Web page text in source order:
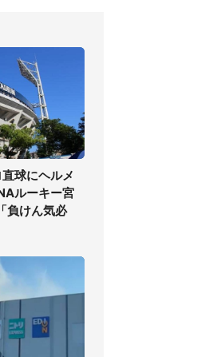
球にヘルメ
ルーキー宮
負けん気必